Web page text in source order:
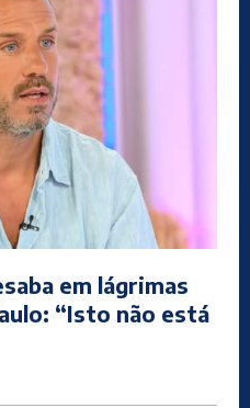
em lágrimas
“Isto não está